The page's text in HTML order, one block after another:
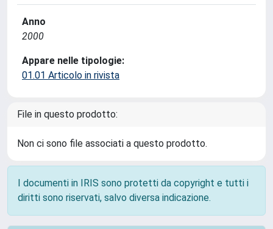
Anno
2000
Appare nelle tipologie:
01.01 Articolo in rivista
File in questo prodotto:
Non ci sono file associati a questo prodotto.
I documenti in IRIS sono protetti da copyright e tutti i
diritti sono riservati, salvo diversa indicazione.